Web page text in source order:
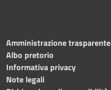
Amministrazione trasparente
Albo pretorio
Informativa privacy
Note legali